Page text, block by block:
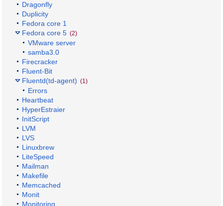
Dragonfly
Duplicity
Fedora core 1
Fedora core 5 (2)
VMware server
samba3.0
Firecracker
Fluent-Bit
Fluentd(td-agent) (1)
Errors
Heartbeat
HyperEstraier
InitScript
LVM
LVS
Linuxbrew
LiteSpeed
Mailman
Makefile
Memcached
Monit
Monitoring